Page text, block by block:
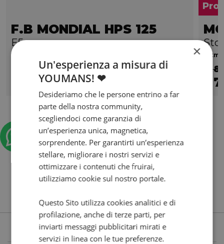
F.B MONDIAL HPS 125
E5
2025 | 3335 km | 124 cc | 13.6 Hp | 10 Kw
2.390
0 km
€
×
Un'esperienza a misura di
YOUMANS! ❤
Desideriamo che le persone entrino a far
parte della nostra community,
scegliendoci come garanzia di
un’esperienza unica, magnetica,
sorprendente. Per garantirti un’esperienza
stellare, migliorare i nostri servizi e
ottimizzare i contenuti che fruirai,
utilizziamo cookie sul nostro portale.
Questo Sito utilizza cookies analitici e di
profilazione, anche di terze parti, per
inviarti messaggi pubblicitari mirati e
servizi in linea con le tue preferenze.